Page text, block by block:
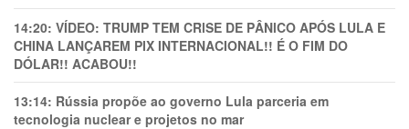
14:20: VÍDEO: TRUMP TEM CRlSE DE PÂNlCO APÓS LULA E
CHINA LANÇAREM PIX INTERNACIONAL!! É O FIM DO
DÓLAR!! ACABOU!!
13:14: Rússia propõe ao governo Lula parceria em
tecnologia nuclear e projetos no mar